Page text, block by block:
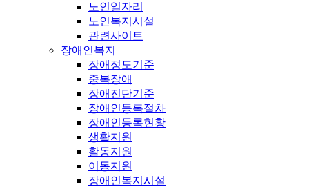
노인일자리
노인복지시설
관련사이트
장애인복지
장애정도기준
중복장애
장애진단기준
장애인등록절차
장애인등록현황
생활지원
활동지원
이동지원
장애인복지시설